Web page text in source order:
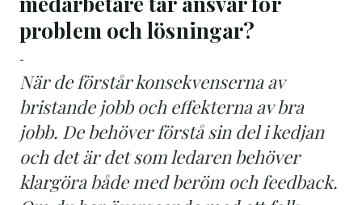
problem och lösningar?
-
När de förstår konsekvenserna av
bristande jobb och effekterna av bra
jobb. De behöver förstå sin del i kedjan
och det är det som ledaren behöver
klargöra både med beröm och feedback.